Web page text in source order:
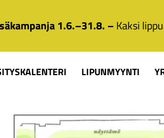
1.6.–31.8. – Kaksi
LIPUNMYYNTI